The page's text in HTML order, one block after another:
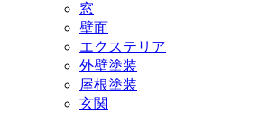
窓
壁面
エクステリア
外壁塗装
屋根塗装
玄関